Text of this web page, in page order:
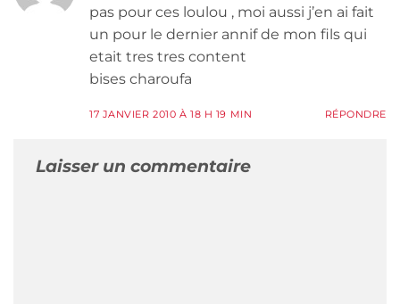
pas pour ces loulou , moi aussi j’en ai fait
un pour le dernier annif de mon fils qui
etait tres tres content
bises charoufa
17 JANVIER 2010 À 18 H 19 MIN RÉPONDRE
Laisser un commentaire